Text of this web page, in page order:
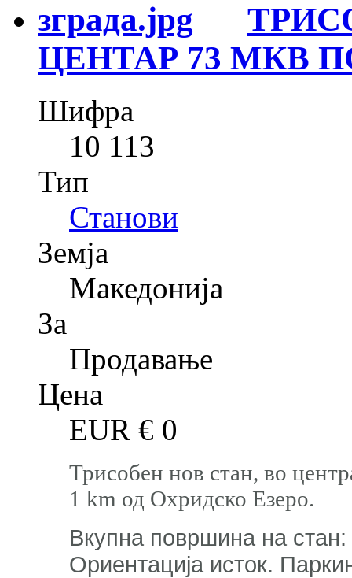
ЦЕНТАР 73 МКВ
Шифра
10 113
Тип
Станови
Земја
Македонија
За
Продавање
Цена
EUR € 0
Трисобен нов стан, во
1 km од Охридско Езеро.
Вкупна површина на стан:
Ориентација исток.